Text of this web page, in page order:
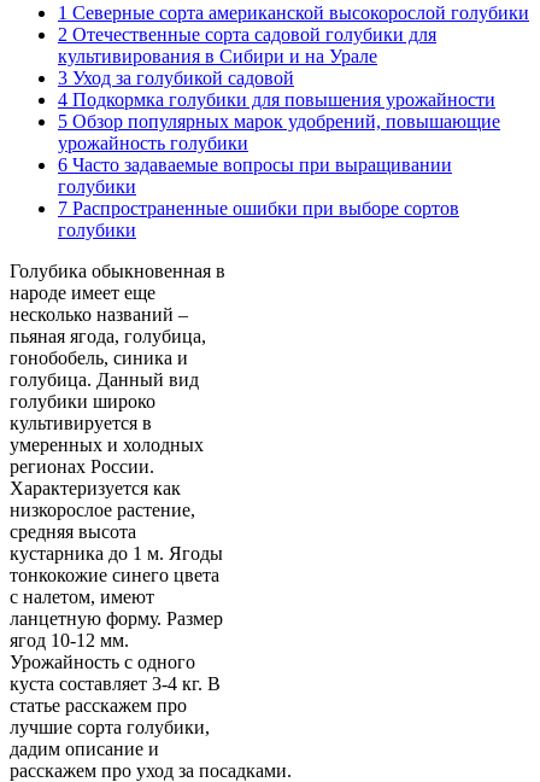
1 Северные сорта американской высокорослой голубики
2 Отечественные сорта садовой голубики для
культивирования в Сибири и на Урале
3 Уход за голубикой садовой
4 Подкормка голубики для повышения урожайности
5 Обзор популярных марок удобрений, повышающие
урожайность голубики
6 Часто задаваемые вопросы при выращивании
голубики
7 Распространенные ошибки при выборе сортов
голубики
Голубика обыкновенная в
народе имеет еще
несколько названий –
пьяная ягода, голубица,
гонобобель, синика и
голубица. Данный вид
голубики широко
культивируется в
умеренных и холодных
регионах России.
Характеризуется как
низкорослое растение,
средняя высота
кустарника до 1 м. Ягоды
тонкокожие синего цвета
с налетом, имеют
ланцетную форму. Размер
ягод 10-12 мм.
Урожайность с одного
куста составляет 3-4 кг. В
статье расскажем про
лучшие сорта голубики,
дадим описание и
расскажем про уход за посадками.